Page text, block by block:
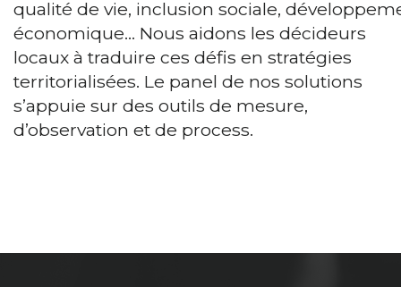
qualité de vie, inclusion sociale,
économique… Nous aidons les décideurs
locaux à traduire ces défis en stratégies
territorialisées. Le panel de nos solutions
s’appuie sur des outils de mesure,
d’observation et de process.